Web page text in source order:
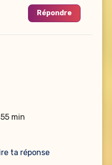
Répondre
min
ta réponse